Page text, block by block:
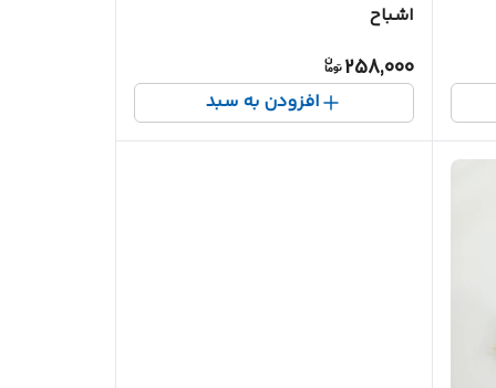
اشباح
258,000
افزودن به سبد